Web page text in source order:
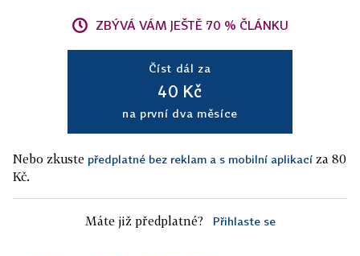
ZBÝVÁ VÁM JEŠTĚ 70 % ČLÁNKU
Číst dál za
40 Kč
na první dva měsíce
Nebo zkuste předplatné bez reklam a s mobilní aplikací za 80
Kč.
Máte již předplatné? Přihlaste se